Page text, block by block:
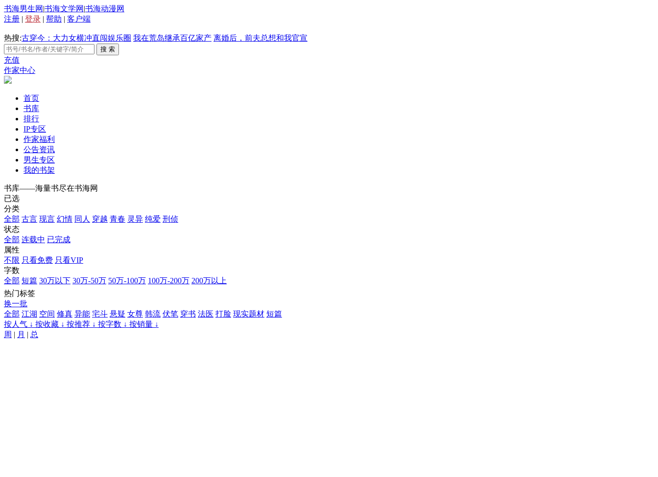
书海男生网 |书海文学网 |书海动漫网
注册 | 登录 | 帮助 | 客户端
热搜:古穿今：大力女横冲直闯娱乐圈 我在荒岛继承百亿家产 离婚后，前夫总想和我官宣
充值
作家中心
首页
书库
排行
IP专区
作家福利
公告资讯
男生专区
我的书架
书库——海量书尽在书海网
已选
分类
全部 古言 现言 幻情 同人 穿越 青春 灵异 纯爱 刑侦
状态
全部 连载中 已完成
属性
不限 只看免费 只看VIP
字数
全部 短篇 30万以下 30万-50万 50万-100万 100万-200万 200万以上
热门标签
换一批
全部 江湖 空间 修真 异能 宅斗 悬疑 女尊 韩流 伏笔 穿书 法医 打脸 现实题材 短篇
按人气 ↓ 按收藏 ↓ 按推荐 ↓ 按字数 ↓ 按销量 ↓
周 | 月 | 总